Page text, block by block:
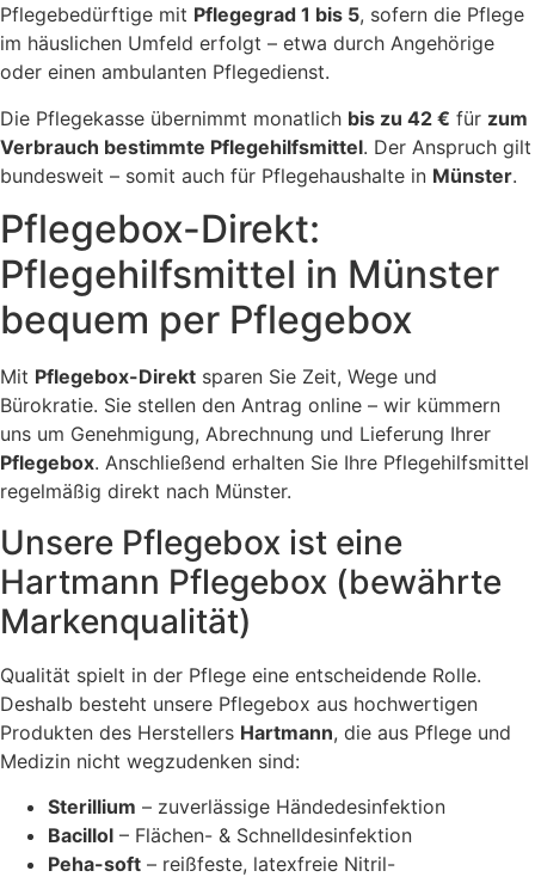
Pflegebedürftige mit Pflegegrad 1 bis 5, sofern die Pflege
im häuslichen Umfeld erfolgt – etwa durch Angehörige
oder einen ambulanten Pflegedienst.
Die Pflegekasse übernimmt monatlich bis zu 42 € für zum
Verbrauch bestimmte Pflegehilfsmittel. Der Anspruch gilt
bundesweit – somit auch für Pflegehaushalte in Münster.
Pflegebox-Direkt:
Pflegehilfsmittel in Münster
bequem per Pflegebox
Mit Pflegebox-Direkt sparen Sie Zeit, Wege und
Bürokratie. Sie stellen den Antrag online – wir kümmern
uns um Genehmigung, Abrechnung und Lieferung Ihrer
Pflegebox. Anschließend erhalten Sie Ihre Pflegehilfsmittel
regelmäßig direkt nach Münster.
Unsere Pflegebox ist eine
Hartmann Pflegebox (bewährte
Markenqualität)
Qualität spielt in der Pflege eine entscheidende Rolle.
Deshalb besteht unsere Pflegebox aus hochwertigen
Produkten des Herstellers Hartmann, die aus Pflege und
Medizin nicht wegzudenken sind:
Sterillium – zuverlässige Händedesinfektion
Bacillol – Flächen- & Schnelldesinfektion
Peha-soft – reißfeste, latexfreie Nitril-